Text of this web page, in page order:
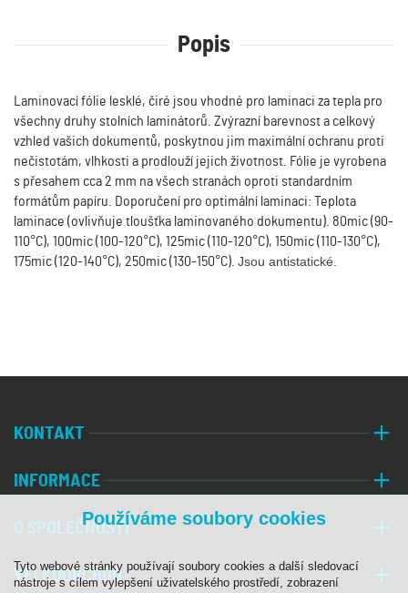
Popis
Laminovací fólie lesklé, čiré jsou vhodné pro laminaci za tepla pro
všechny druhy stolních laminátorů. Zvýrazní barevnost a celkový
vzhled vašich dokumentů, poskytnou jim maximální ochranu proti
nečistotám, vlhkosti a prodlouží jejich životnost. Fólie je vyrobena
s přesahem cca 2 mm na všech stranách oproti standardním
formátům papíru. Doporučení pro optimální laminaci: Teplota
laminace (ovlivňuje tloušťka laminovaného dokumentu). 80mic (90-
110°C), 100mic (100-120°C), 125mic (110-120°C), 150mic (110-130°C),
175mic (120-140°C), 250mic (130-150°C). Jsou antistatické.
KONTAKT
INFORMACE
O SPOLEČNOSTI
VELKOOBCHOD
Používáme soubory cookies
Tyto webové stránky používají soubory cookies a další sledovací
nástroje s cílem vylepšení uživatelského prostředí, zobrazení